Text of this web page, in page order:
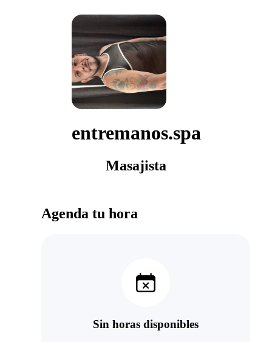
entremanos.spa
Masajista
Agenda tu hora
Sin horas disponibles